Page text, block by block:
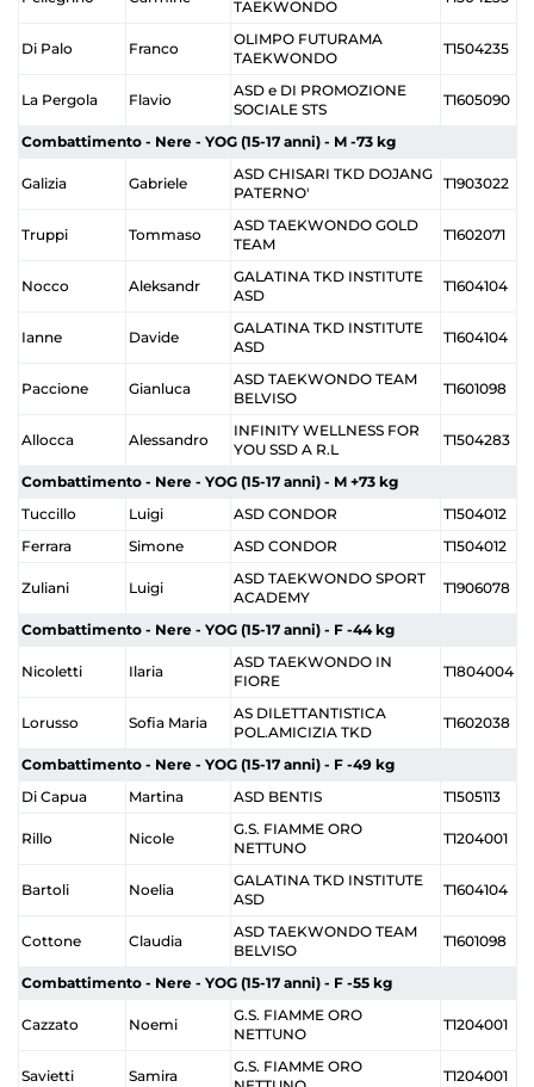
TAEKWONDO
Di Palo Franco
OLIMPO FUTURAMA
TAEKWONDO
T1504235
La Pergola Flavio
ASD e DI PROMOZIONE
SOCIALE STS
T1605090
Combattimento - Nere - YOG (15-17 anni) - M -73 kg
Galizia Gabriele
ASD CHISARI TKD DOJANG
PATERNO'
T1903022
Truppi Tommaso
ASD TAEKWONDO GOLD
TEAM
T1602071
Nocco Aleksandr
GALATINA TKD INSTITUTE
ASD
T1604104
Ianne Davide
GALATINA TKD INSTITUTE
ASD
T1604104
Paccione Gianluca
ASD TAEKWONDO TEAM
BELVISO
T1601098
Allocca Alessandro
INFINITY WELLNESS FOR
YOU SSD A R.L
T1504283
Combattimento - Nere - YOG (15-17 anni) - M +73 kg
Tuccillo
Luigi ASD CONDOR
T1504012
Ferrara
Simone ASD CONDOR T1504012
Zuliani Luigi
ASD TAEKWONDO SPORT
ACADEMY
T1906078
Combattimento - Nere - YOG (15-17 anni) - F -44 kg
Nicoletti Ilaria
ASD TAEKWONDO IN
FIORE
T1804004
Lorusso Sofia Maria
AS DILETTANTISTICA
POL.AMICIZIA TKD
T1602038
Combattimento - Nere - YOG (15-17 anni) - F -49 kg
Di Capua
Martina ASD BENTIS T1505113
Rillo Nicole
G.S. FIAMME ORO
NETTUNO
T1204001
Bartoli Noelia
GALATINA TKD INSTITUTE
ASD
T1604104
Cottone Claudia
ASD TAEKWONDO TEAM
BELVISO
T1601098
Combattimento - Nere - YOG (15-17 anni) - F -55 kg
Cazzato Noemi
G.S. FIAMME ORO
NETTUNO
T1204001
Savietti Samira
G.S. FIAMME ORO
T1204001